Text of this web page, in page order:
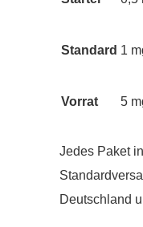
Standard 1
Vorrat
5
Jedes Paket
Deutschland